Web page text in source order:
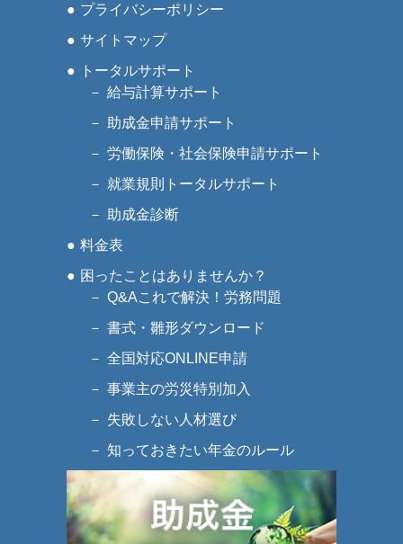
プライバシーポリシー
サイトマップ
トータルサポート
給与計算サポート
助成金申請サポート
労働保険・社会保険申請サポート
就業規則トータルサポート
助成金診断
料金表
困ったことはありませんか？
Q&Aこれで解決！労務問題
書式・雛形ダウンロード
全国対応ONLINE申請
事業主の労災特別加入
失敗しない人材選び
知っておきたい年金のルール